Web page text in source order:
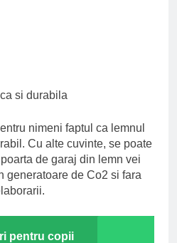
si durabila
nimeni faptul ca lemnul
Cu alte cuvinte, se poate
de garaj din lemn vei
generatoare de Co2 si fara
pentru copii